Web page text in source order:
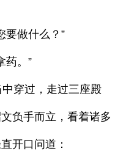
做什么？”
药。”
穿过，走过三座殿
负手而立，看着诸多
开口问道：